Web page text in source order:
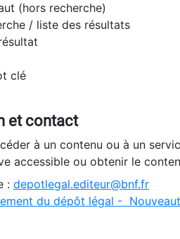
(hors recherche)
/ liste des résultats
clé
et contact
à un contenu ou à un
accessible ou obtenir le
: depotlegal.editeur@bnf.fr
du dépôt légal -